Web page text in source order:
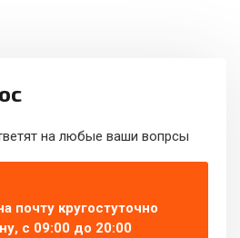
на любые ваши вопрсы
почту кругостуточно
с 09:00 до 20:00